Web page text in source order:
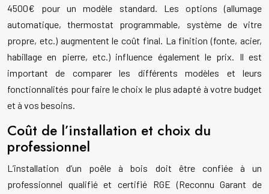
4500€ pour un modèle standard. Les options (allumage
automatique, thermostat programmable, système de vitre
propre, etc.) augmentent le coût final. La finition (fonte, acier,
habillage en pierre, etc.) influence également le prix. Il est
important de comparer les différents modèles et leurs
fonctionnalités pour faire le choix le plus adapté à votre budget
et à vos besoins.
Coût de l’installation et choix du
professionnel
L’installation d’un poêle à bois doit être confiée à un
professionnel qualifié et certifié RGE (Reconnu Garant de